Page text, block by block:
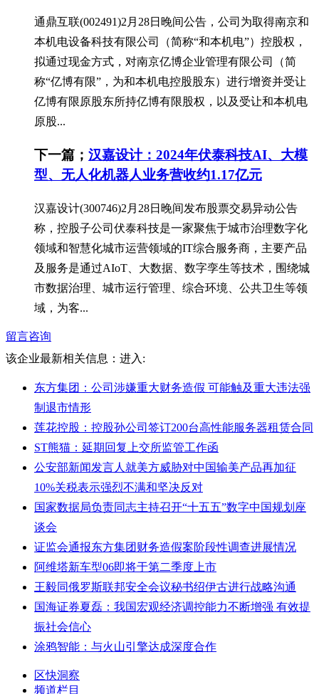
通鼎互联(002491)2月28日晚间公告，公司为取得南京和
本机电设备科技有限公司（简称“和本机电”）控股权，
拟通过现金方式，对南京亿博企业管理有限公司（简
称“亿博有限”，为和本机电控股股东）进行增资并受让
亿博有限原股东所持亿博有限股权，以及受让和本机电
原股...
下一篇； 汉嘉设计：2024年伏泰科技AI、大模
型、无人化机器人业务营收约1.17亿元
汉嘉设计(300746)2月28日晚间发布股票交易异动公告
称，控股子公司伏泰科技是一家聚焦于城市治理数字化
领域和智慧化城市运营领域的IT综合服务商，主要产品
及服务是通过AIoT、大数据、数字孪生等技术，围绕城
市数据治理、城市运行管理、综合环境、公共卫生等领
域，为客...
留言咨询
该企业最新相关信息： 进入:
东方集团：公司涉嫌重大财务造假 可能触及重大违法强
制退市情形
莲花控股：控股孙公司签订200台高性能服务器租赁合同
ST熊猫：延期回复上交所监管工作函
公安部新闻发言人就美方威胁对中国输美产品再加征
10%关税表示强烈不满和坚决反对
国家数据局负责同志主持召开“十五五”数字中国规划座
谈会
证监会通报东方集团财务造假案阶段性调查进展情况
阿维塔新车型06即将于第二季度上市
王毅同俄罗斯联邦安全会议秘书绍伊古进行战略沟通
国海证券夏磊：我国宏观经济调控能力不断增强 有效提
振社会信心
涂鸦智能：与火山引擎达成深度合作
区快洞察
频道栏目